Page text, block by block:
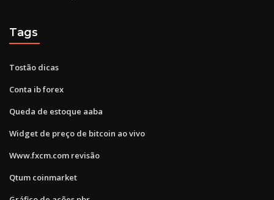
Tags
Tostão dicas
Conta ib forex
Queda de estoque aaba
Widget de preço de bitcoin ao vivo
Www.fxcm.com revisão
Qtum coinmarket